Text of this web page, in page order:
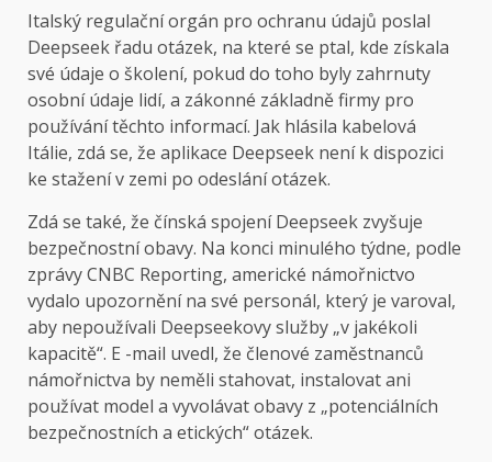
Italský regulační orgán pro ochranu údajů poslal
Deepseek řadu otázek, na které se ptal, kde získala
své údaje o školení, pokud do toho byly zahrnuty
osobní údaje lidí, a zákonné základně firmy pro
používání těchto informací. Jak hlásila kabelová
Itálie, zdá se, že aplikace Deepseek není k dispozici
ke stažení v zemi po odeslání otázek.
Zdá se také, že čínská spojení Deepseek zvyšuje
bezpečnostní obavy. Na konci minulého týdne, podle
zprávy CNBC Reporting, americké námořnictvo
vydalo upozornění na své personál, který je varoval,
aby nepoužívali Deepseekovy služby „v jakékoli
kapacitě“. E -mail uvedl, že členové zaměstnanců
námořnictva by neměli stahovat, instalovat ani
používat model a vyvolávat obavy z „potenciálních
bezpečnostních a etických“ otázek.